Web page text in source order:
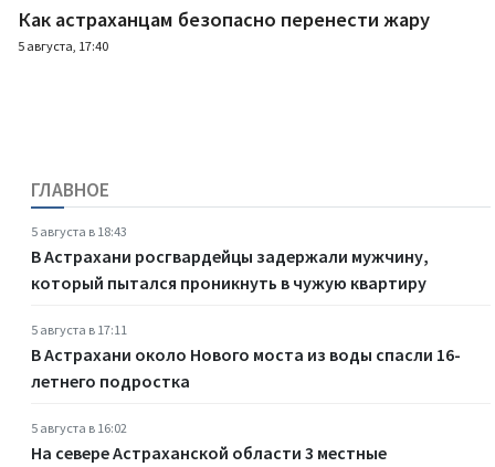
Как астраханцам безопасно перенести жару
5 августа, 17:40
ГЛАВНОЕ
5 августа в 18:43
В Астрахани росгвардейцы задержали мужчину,
который пытался проникнуть в чужую квартиру
5 августа в 17:11
В Астрахани около Нового моста из воды спасли 16-
летнего подростка
5 августа в 16:02
На севере Астраханской области 3 местные